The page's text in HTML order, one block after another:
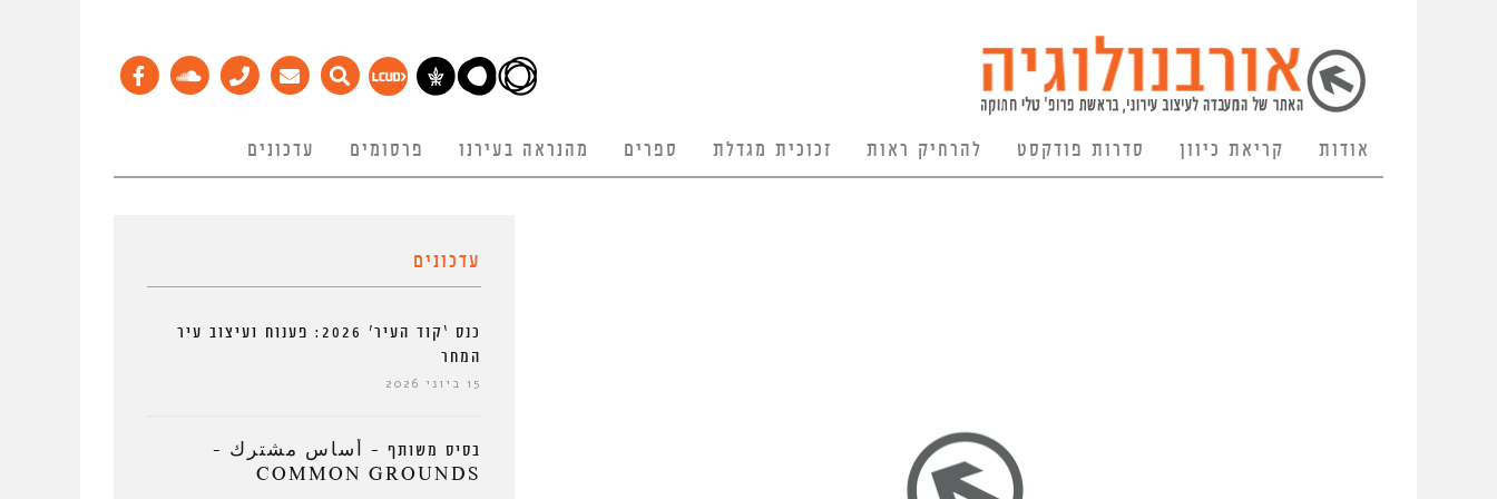
אודות קריאת כיוון סדרות פודקסט להרחיק ראות זכוכית מגדלת ספרים מהנראה בעירנו פרסומים עדכונים
עדכונים
כנס ‘קוד העיר’ 2026: פענוח ועיצוב עיר
המחר
15 ביוני 2026
בסיס משותף – أساس مشترك –
COMMON GROUNDS